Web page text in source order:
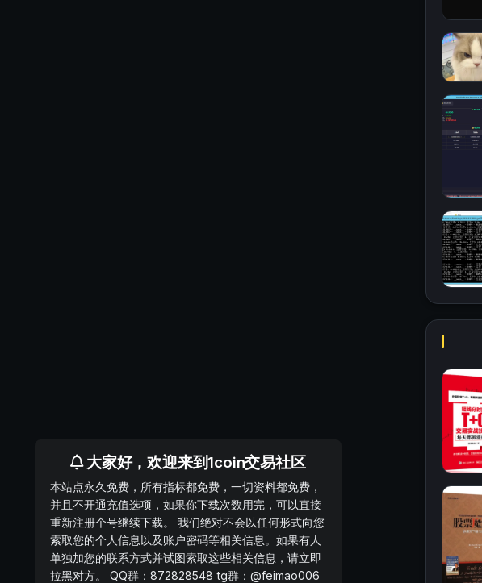
大家好，欢迎来到1coin交易社区
本站点永久免费，所有指标都免费，一切资料都免费，
并且不开通充值选项，如果你下载次数用完，可以直接
重新注册个号继续下载。 我们绝对不会以任何形式向您
索取您的个人信息以及账户密码等相关信息。如果有人
单独加您的联系方式并试图索取这些相关信息，请立即
拉黑对方。 QQ群：872828548 tg群：@feimao006